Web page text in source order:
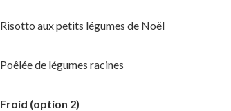
Risotto aux petits légumes de Noël
Poêlée de légumes racines
Froid (option 2)